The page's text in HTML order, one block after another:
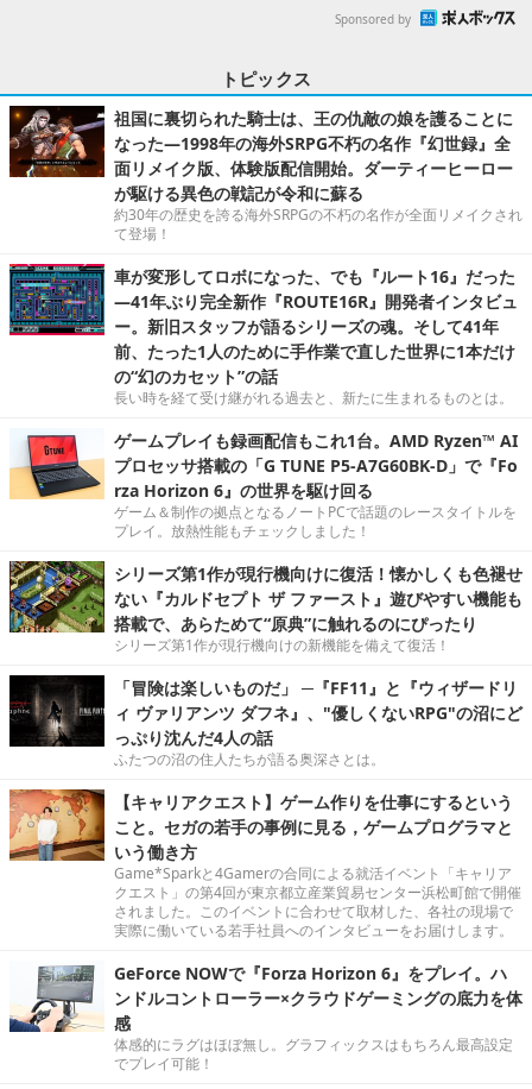
Sponsored by
トピックス
祖国に裏切られた騎士は、王の仇敵の娘を護ることに
なった―1998年の海外SRPG不朽の名作『幻世録』全
面リメイク版、体験版配信開始。ダーティーヒーロー
が駆ける異色の戦記が令和に蘇る
約30年の歴史を誇る海外SRPGの不朽の名作が全面リメイクされ
て登場！
車が変形してロボになった、でも『ルート16』だった
―41年ぶり完全新作『ROUTE16R』開発者インタビュ
ー。新旧スタッフが語るシリーズの魂。そして41年
前、たった1人のために手作業で直した世界に1本だけ
の“幻のカセット”の話
長い時を経て受け継がれる過去と、新たに生まれるものとは。
ゲームプレイも録画配信もこれ1台。AMD Ryzen™ AI
プロセッサ搭載の「G TUNE P5-A7G60BK-D」で『Fo
rza Horizon 6』の世界を駆け回る
ゲーム＆制作の拠点となるノートPCで話題のレースタイトルを
プレイ。放熱性能もチェックしました！
シリーズ第1作が現行機向けに復活！懐かしくも色褪せ
ない『カルドセプト ザ ファースト』遊びやすい機能も
搭載で、あらためて“原典”に触れるのにぴったり
シリーズ第1作が現行機向けの新機能を備えて復活！
「冒険は楽しいものだ」 ─『FF11』と『ウィザードリ
ィ ヴァリアンツ ダフネ』、"優しくないRPG"の沼にど
っぷり沈んだ4人の話
ふたつの沼の住人たちが語る奥深さとは。
【キャリアクエスト】ゲーム作りを仕事にするという
こと。セガの若手の事例に見る，ゲームプログラマと
いう働き方
Game*Sparkと4Gamerの合同による就活イベント「キャリア
クエスト」の第4回が東京都立産業貿易センター浜松町館で開催
されました。このイベントに合わせて取材した、各社の現場で
実際に働いている若手社員へのインタビューをお届けします。
GeForce NOWで『Forza Horizon 6』をプレイ。ハ
ンドルコントローラー×クラウドゲーミングの底力を体
感
体感的にラグはほぼ無し。グラフィックスはもちろん最高設定
でプレイ可能！